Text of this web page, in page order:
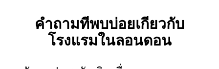
คำถามที่พบบ่อยเกี่ยวกับ
โรงแรมในลอนดอน